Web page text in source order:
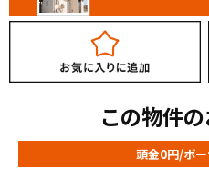
この物件
頭金0円/ボ